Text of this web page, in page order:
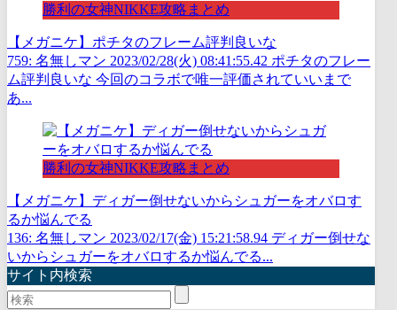
勝利の女神NIKKE攻略まとめ
【メガニケ】ポチタのフレーム評判良いな
759: 名無しマン 2023/02/28(火) 08:41:55.42 ポチタのフレー
ム評判良いな 今回のコラボで唯一評価されていいまで
あ...
勝利の女神NIKKE攻略まとめ
【メガニケ】ディガー倒せないからシュガーをオバロす
るか悩んでる
136: 名無しマン 2023/02/17(金) 15:21:58.94 ディガー倒せな
いからシュガーをオバロするか悩んでる...
サイト内検索